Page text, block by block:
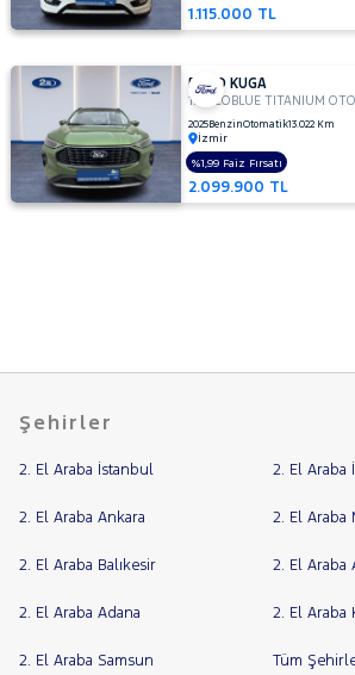
1.115.000 TL
FORD KUGA
1.5 ECOBLUE TITANIUM
2025BenzinOtomatik13.022 Km
İzmir
2.099.900 TL
%1,99 Faiz Fırsatı
Şehirler
2. El Araba İstanbul 2. El Araba
2. El Araba Ankara 2. El Araba
2. El Araba Balıkesir 2. El Araba
2. El Araba Adana 2. El Araba
2. El Araba Samsun Tüm